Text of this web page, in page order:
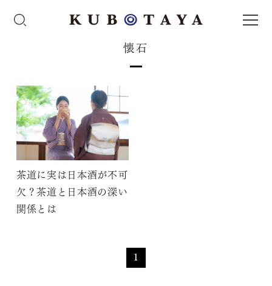
懐石
茶道に実は日本酒が不可
欠？茶道と日本酒の深い
関係とは
1